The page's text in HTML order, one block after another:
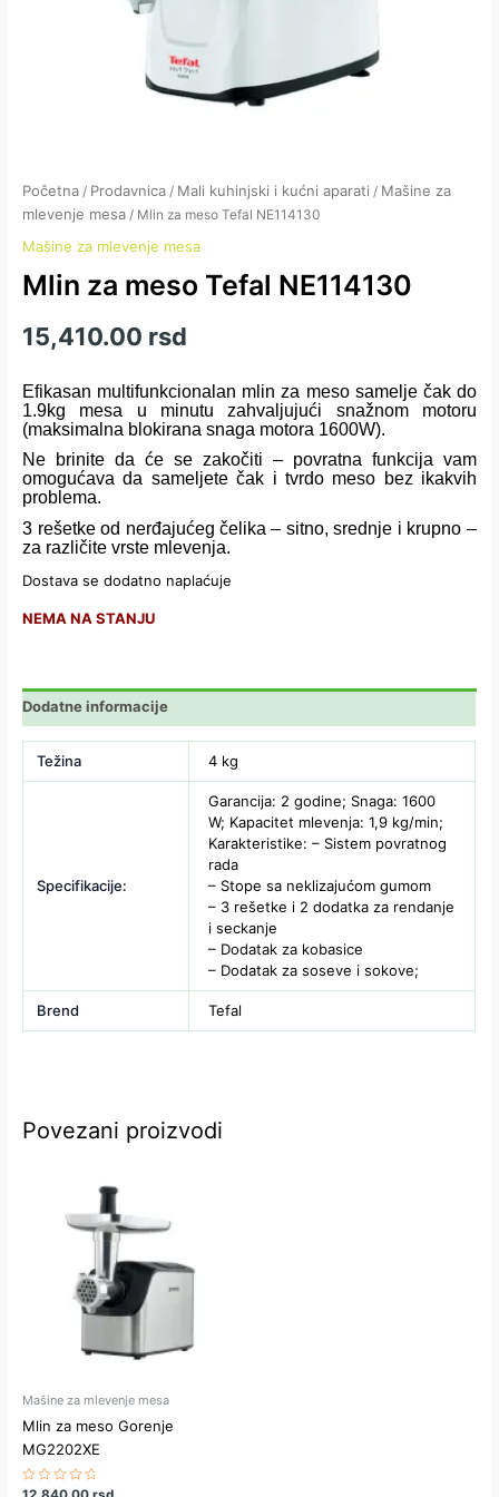
Početna / Prodavnica / Mali kuhinjski i kućni aparati / Mašine za
mlevenje mesa / Mlin za meso Tefal NE114130
Mašine za mlevenje mesa
Mlin za meso Tefal NE114130
15,410.00 rsd
Efikasan multifunkcionalan mlin za meso samelje čak do
1.9kg mesa u minutu zahvaljujući snažnom motoru
(maksimalna blokirana snaga motora 1600W).
Ne brinite da će se zakočiti – povratna funkcija vam
omogućava da sameljete čak i tvrdo meso bez ikakvih
problema.
3 rešetke od nerđajućeg čelika – sitno, srednje i krupno –
za različite vrste mlevenja.
Dostava se dodatno naplaćuje
NEMA NA STANJU
Dodatne informacije
Težina 4 kg
Specifikacije:
Garancija: 2 godine; Snaga: 1600
W; Kapacitet mlevenja: 1,9 kg/min;
Karakteristike: – Sistem povratnog
rada
– Stope sa neklizajućom gumom
– 3 rešetke i 2 dodatka za rendanje
i seckanje
– Dodatak za kobasice
– Dodatak za soseve i sokove;
Brend Tefal
Povezani proizvodi
Mašine za mlevenje mesa
Mlin za meso Gorenje
MG2202XE
Ocenjeno